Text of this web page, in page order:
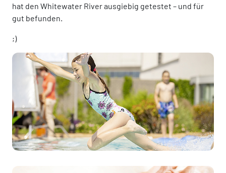
hat den Whitewater River ausgiebig getestet – und für
gut befunden.
;)